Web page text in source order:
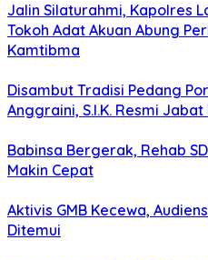
Jalin Silaturahmi, Kapolres
Tokoh Adat Akuan Abung
Kamtibma
Disambut Tradisi Pedang
Anggraini, S.I.K. Resmi
Babinsa Bergerak, Rehab
Makin Cepat
Aktivis GMB Kecewa,
Ditemui